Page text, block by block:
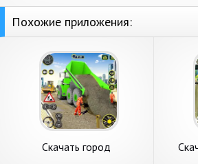
Похожие приложения:
Скачать город